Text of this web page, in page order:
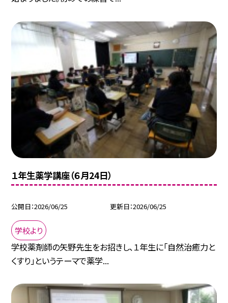
１年生薬学講座（６月24日）
公開日 2026/06/25 更新日 2026/06/25
学校より
学校薬剤師の矢野先生をお招きし、１年生に「自然治癒力と
くすり」というテーマで薬学...